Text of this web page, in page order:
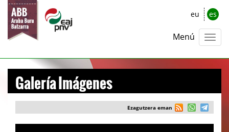
eu es
Menú
Galería Imágenes
Ezagutzera eman